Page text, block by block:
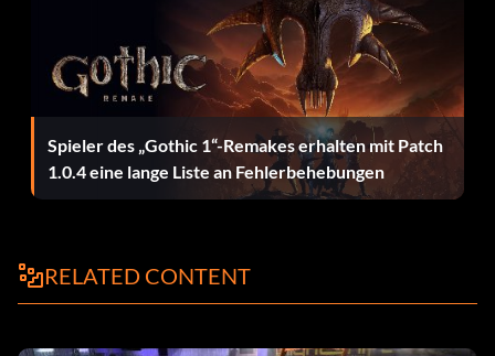
Spieler des „Gothic 1“-Remakes erhalten mit Patch
1.0.4 eine lange Liste an Fehlerbehebungen
RELATED CONTENT